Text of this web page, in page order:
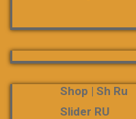
Shop | Sh Ru
Slider RU